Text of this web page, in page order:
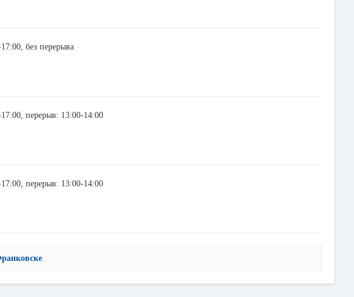
без перерыва
перерыв: 13:00-14:00
перерыв: 13:00-14:00